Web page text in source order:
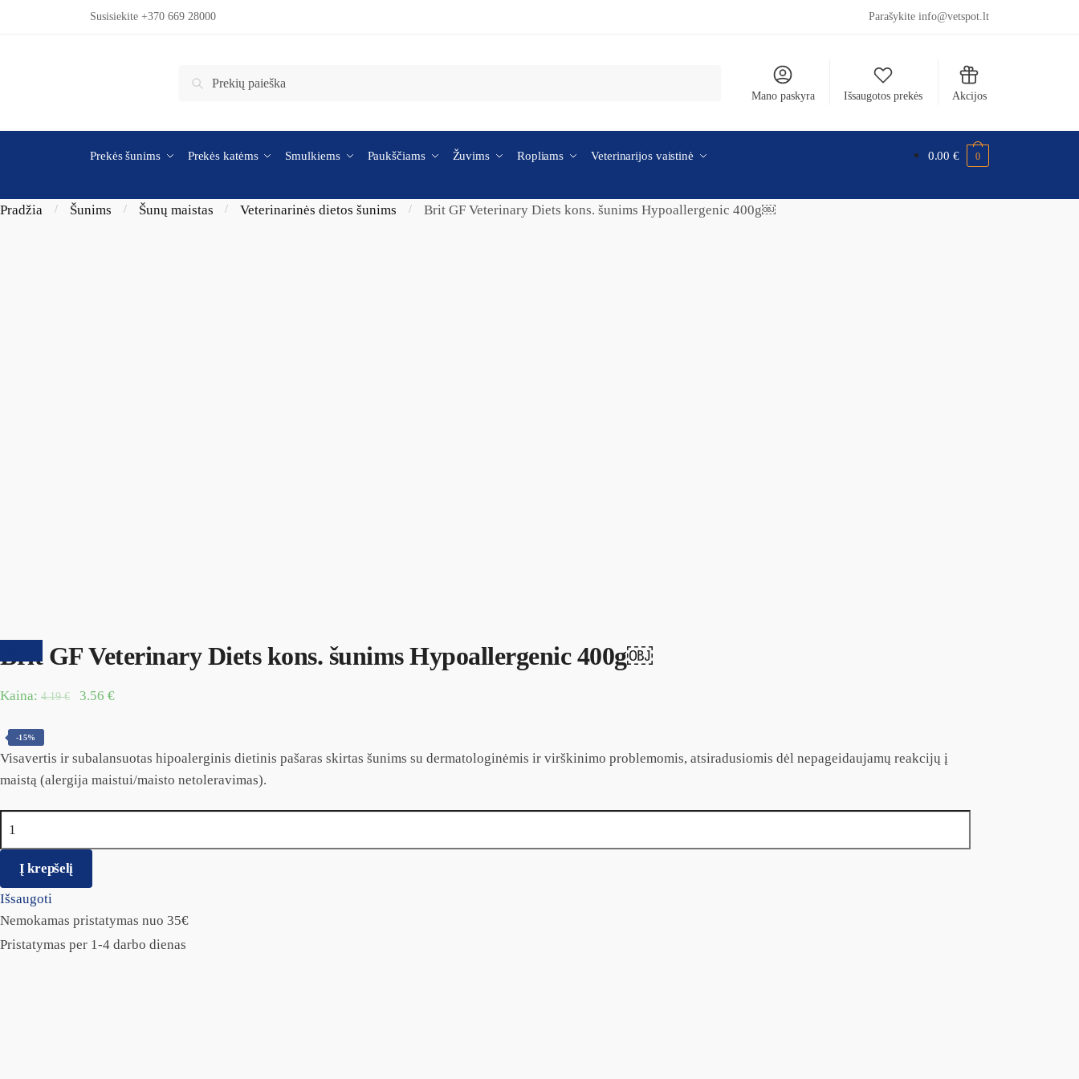
Skip to navigationSusisiekite +370 669 28000 Parašykite info@vetspot.lt
Ieškoti:
Ieškoti
Mano paskyra Išsaugotos prekės Akcijos
Prekės šunims Prekės katėms Smulkiems Paukščiams Žuvims Ropliams Veterinarijos vaistinė 0.00€ 0
Pradžia / Šunims / Šunų maistas / Veterinarinės dietos šunims / Brit GF Veterinary Diets kons. šunims Hypoallergenic 400g￼
Brit GF Veterinary Diets kons. šunims Hypoallergenic 400g￼
Kaina: 4.19€ 3.56 €
-15%
Visavertis ir subalansuotas hipoalerginis dietinis pašaras skirtas šunims su dermatologinėmis ir virškinimo problemomis, atsiradusiomis dėl nepageidaujamų reakcijų į
maistą (alergija maistui/maisto netoleravimas).
Į krepšelį
Išsaugoti
Nemokamas pristatymas nuo 35€
Pristatymas per 1-4 darbo dienas